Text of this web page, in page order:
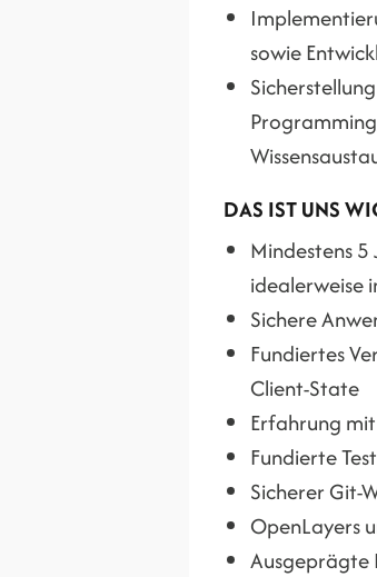
sowie
DAS IST UNS
Mindestens
idealerweise
Sichere
Fundiertes
Client-State
Erfahrung
Fundierte
Sicherer Git-
OpenLayers
Ausgeprägte